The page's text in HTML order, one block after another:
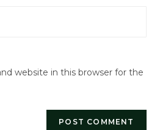
website in this browser for the